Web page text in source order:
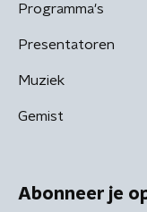
Programma's
Presentatoren
Muziek
Gemist
Abonneer je